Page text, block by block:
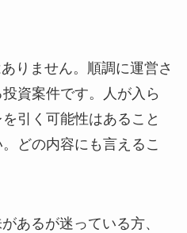
りません。順調に運営さ
資案件です。人が入ら
引く可能性はあること
どの内容にも言えるこ
あるが迷っている方、